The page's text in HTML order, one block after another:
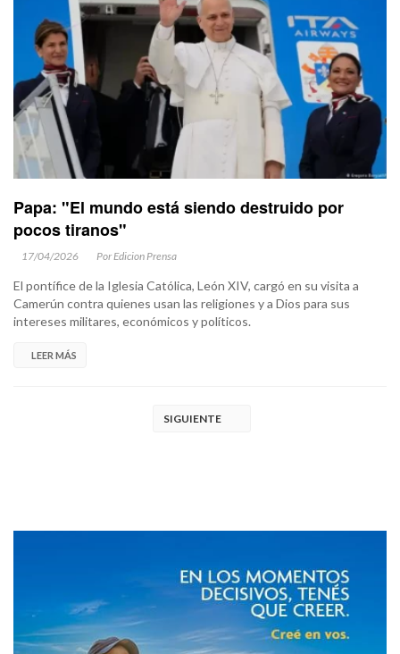
Papa: "El mundo está siendo destruido por
pocos tiranos"
17/04/2026 Por Edicion Prensa
El pontífice de la Iglesia Católica, León XIV, cargó en su visita a
Camerún contra quienes usan las religiones y a Dios para sus
intereses militares, económicos y políticos.
LEER MÁS
SIGUIENTE